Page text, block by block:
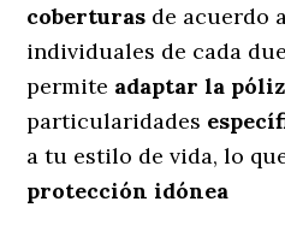
coberturas de acuerdo
individuales de cada
permite adaptar la
particularidades
a tu estilo de vida, lo
protección idónea